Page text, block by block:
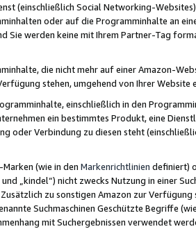
(einschließlich Social Networking-
oder auf die Programminhalte an
Sie werden keine mit Ihrem Partner-Tag
die nicht mehr auf einer Amazon-
stehen, umgehend von Ihrer
einschließlich in den
ein bestimmtes Produkt, eine
oder Verbindung zu diesen steht
(wie in den Markenrichtlinien definiert)
und „kindel“) nicht zwecks Nutzung in einer
zu sonstigen Amazon zur
Suchmaschinen Geschützte Begriffe
mit Suchergebnissen verwendet